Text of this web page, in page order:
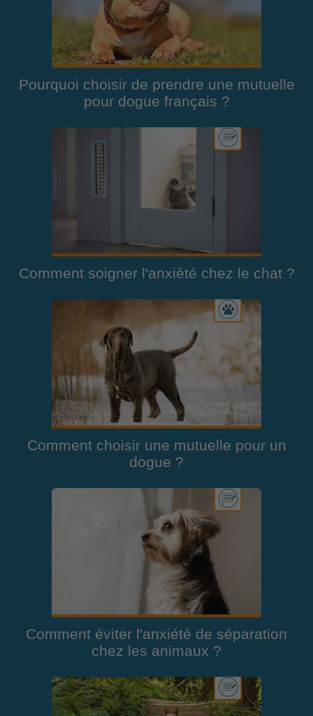
Pourquoi choisir de prendre une mutuelle
pour dogue français ?
Comment soigner l'anxiété chez le chat ?
Comment choisir une mutuelle pour un
dogue ?
Comment éviter l'anxiété de séparation
chez les animaux ?